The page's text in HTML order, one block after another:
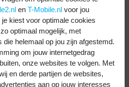
telefoon heeft de
batterij?
en T-Mobile.nl voor jou
kiest voor optimale cookies
optimaal mogelijk, met
die helemaal op jou zijn afgestemd.
om jouw internetgedrag
onze websites te volgen. Met
en derde partijen de websites,
aan op jouw interesses